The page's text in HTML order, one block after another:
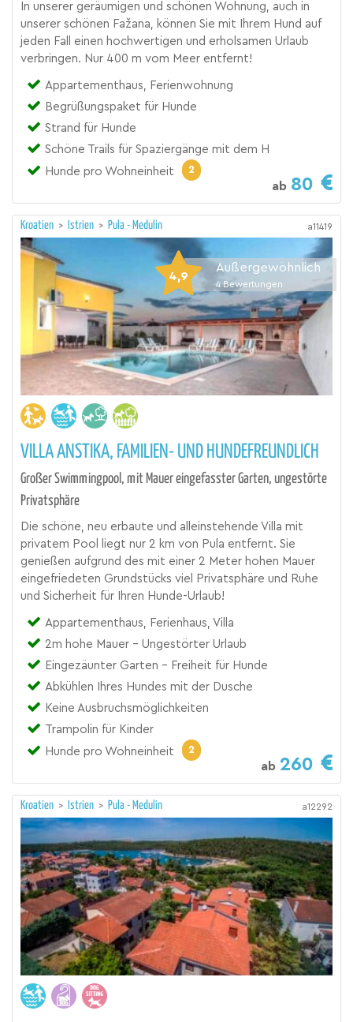
In unserer geräumigen und schönen Wohnung, auch in
unserer schönen Fažana, können Sie mit Ihrem Hund auf
jeden Fall einen hochwertigen und erholsamen Urlaub
verbringen. Nur 400 m vom Meer entfernt!
Appartementhaus, Ferienwohnung
Begrüßungspaket für Hunde
Strand für Hunde
Schöne Trails für Spaziergänge mit dem H
Hunde pro Wohneinheit
2
ab 80
Kroatien > Istrien > Pula - Medulin a11419
4,9
Außergewöhnlich
4 Bewertungen
VILLA ANSTIKA, FAMILIEN- UND HUNDEFREUNDLICH
Großer Swimmingpool, mit Mauer eingefasster Garten, ungestörte
Privatsphäre
Die schöne, neu erbaute und alleinstehende Villa mit
privatem Pool liegt nur 2 km von Pula entfernt. Sie
genießen aufgrund des mit einer 2 Meter hohen Mauer
eingefriedeten Grundstücks viel Privatsphäre und Ruhe
und Sicherheit für Ihren Hunde-Urlaub!
Appartementhaus, Ferienhaus, Villa
2m hohe Mauer - Ungestörter Urlaub
Eingezäunter Garten - Freiheit für Hunde
Abkühlen Ihres Hundes mit der Dusche
Keine Ausbruchsmöglichkeiten
Trampolin für Kinder
Hunde pro Wohneinheit
2
ab 260
Kroatien > Istrien > Pula - Medulin a12292